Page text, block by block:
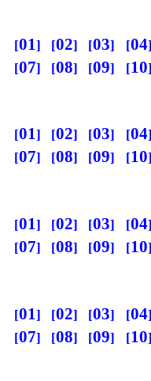
01 02 03 04
07
08 09 10
01 02 03 04
07
08 09 10
01 02 03 04
07
08 09 10
01 02 03 04
07
08 09 10